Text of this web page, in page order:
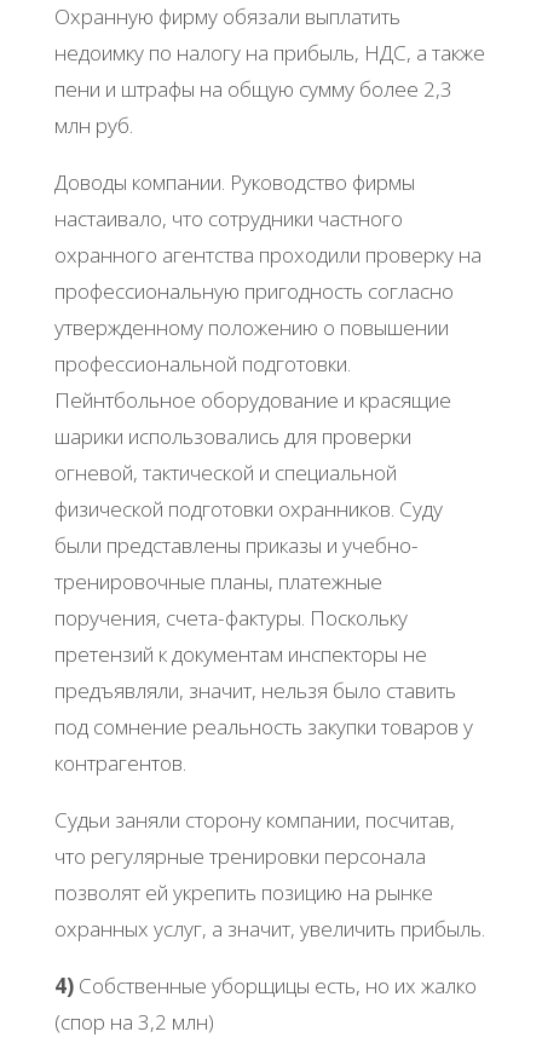
Охранную фирму обязали выплатить
недоимку по налогу на прибыль, НДС, а также
пени и штрафы на общую сумму более 2,3
млн руб.
Доводы компании. Руководство фирмы
настаивало, что сотрудники частного
охранного агентства проходили проверку на
профессиональную пригодность согласно
утвержденному положению о повышении
профессиональной подготовки.
Пейнтбольное оборудование и красящие
шарики использовались для проверки
огневой, тактической и специальной
физической подготовки охранников. Суду
были представлены приказы и учебно-
тренировочные планы, платежные
поручения, счета-фактуры. Поскольку
претензий к документам инспекторы не
предъявляли, значит, нельзя было ставить
под сомнение реальность закупки товаров у
контрагентов.
Судьи заняли сторону компании, посчитав,
что регулярные тренировки персонала
позволят ей укрепить позицию на рынке
охранных услуг, а значит, увеличить прибыль.
4)Собственные уборщицы есть, но их жалко
(спор на 3,2 млн)